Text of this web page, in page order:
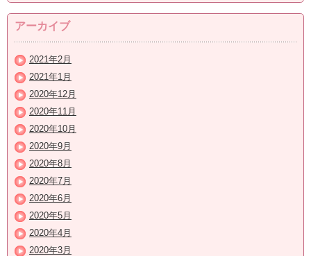
アーカイブ
2021年2月
2021年1月
2020年12月
2020年11月
2020年10月
2020年9月
2020年8月
2020年7月
2020年6月
2020年5月
2020年4月
2020年3月